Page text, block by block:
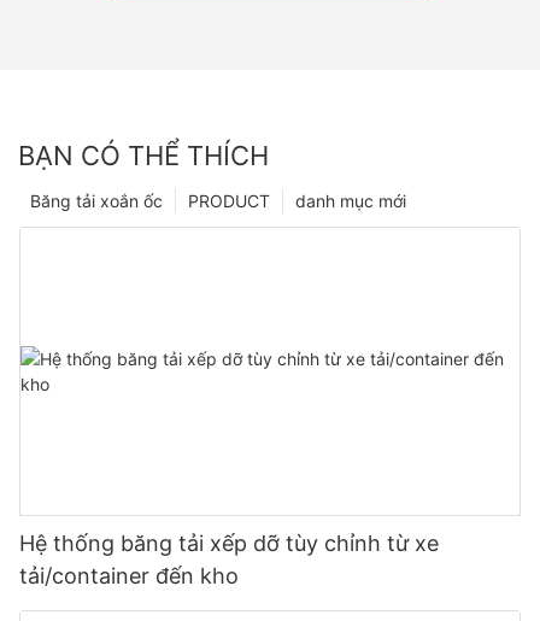
BẠN CÓ THỂ THÍCH
danh mục mới
PRODUCT
Băng tải xoắn ốc
Hệ thống băng tải xếp dỡ tùy chỉnh từ xe
tải/container đến kho